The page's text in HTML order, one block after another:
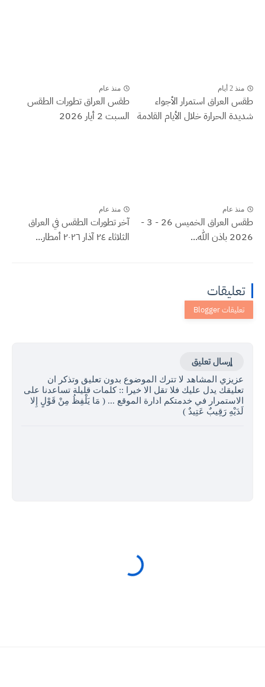
منذ 2 أيام
طقس العراق ‏استمرار الأجواء
شديدة الحرارة خلال الأيام القادمة
منذ عام
طقس العراق تطورات الطقس
السبت 2 أيار 2026
منذ عام
طقس العراق الخميس 26 - 3 -
2026 باذن الله...
منذ عام
آخر تطورات الطقس في العراق
الثلاثاء ٢٤ آذار ٢٠٢٦ أمطار...
تعليقات
إرسال تعليق
عزيزي المشاهد لا تترك الموضوع بدون تعليق وتذكر ان
تعليقك يدل عليك فلا تقل الا خيرا :: كلمات قليلة تساعدنا على
الاستمرار في خدمتكم ادارة الموقع ... ( مَا يَلْفِظُ مِنْ قَوْلٍ إِلا
لَدَيْهِ رَقِيبٌ عَتِيدٌ )